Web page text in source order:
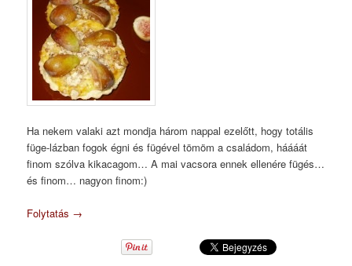
Ha nekem valaki azt mondja három nappal ezelőtt, hogy totális
füge-lázban fogok égni és fügével tömöm a családom, háááát
finom szólva kikacagom… A mai vacsora ennek ellenére fügés…
és finom… nagyon finom:)
Folytatás →